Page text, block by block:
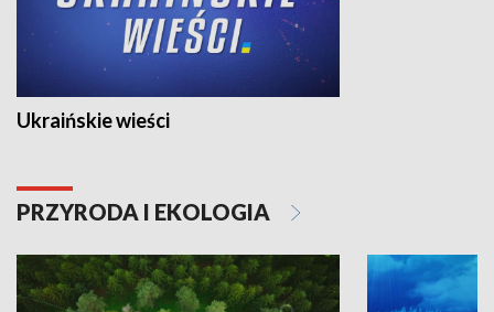
Ukraińskie wieści
PRZYRODA I EKOLOGIA